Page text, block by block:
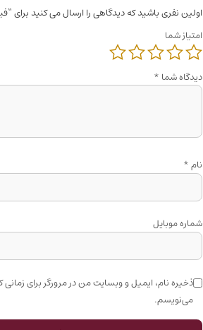
اولین نفری باشید که دیدگاهی را ارسال می کنید برای
امتیاز شما
دیدگاه شما *
نام*
شماره موبایل
ذخیره نام، ایمیل و وبسایت من در مرورگر برای زمانی
می‌نویسم.